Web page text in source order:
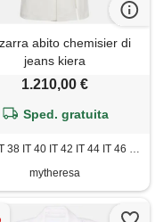
abito chemisier di
jeans kiera
1.210,00 €
Sped. gratuita
38 IT 40 IT 42 IT 44 IT 46 IT 48 IT 50
mytheresa